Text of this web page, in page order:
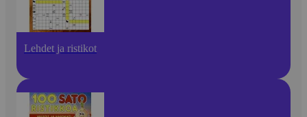
Lehdet ja ristikot